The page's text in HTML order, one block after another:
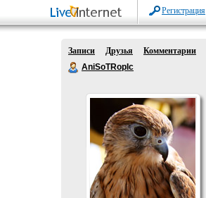
Регистрация
Записи Друзья
Комментарии
AniSoTRopIc